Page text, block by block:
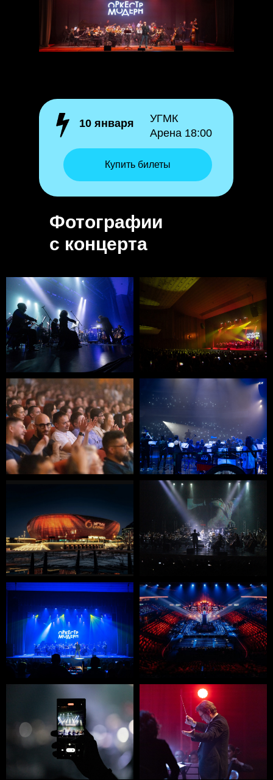
Купить билеты
10 января
УГМК
Арена 18:00
Фотографии
с концерта